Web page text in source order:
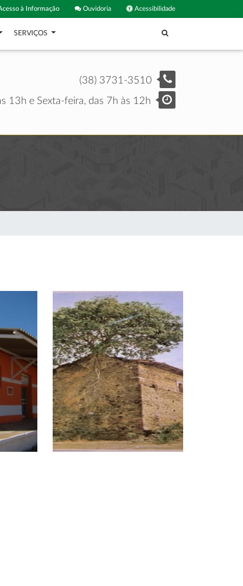
Acessibilidade
Ouvidoria
à Informação
SERVIÇOS
(38) 3731-3510
13h e Sexta-feira, das 7h às 12h